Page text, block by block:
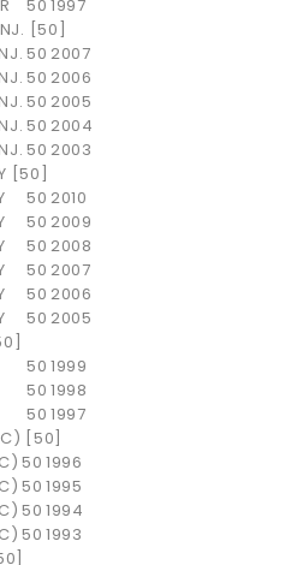
50 1997
[50]
50 2007
50 2006
50 2005
50 2004
50 2003
[50]
50 2010
50 2009
50 2008
50 2007
50 2006
50 2005
50 1999
50 1998
50 1997
[50]
50 1996
50 1995
50 1994
50 1993